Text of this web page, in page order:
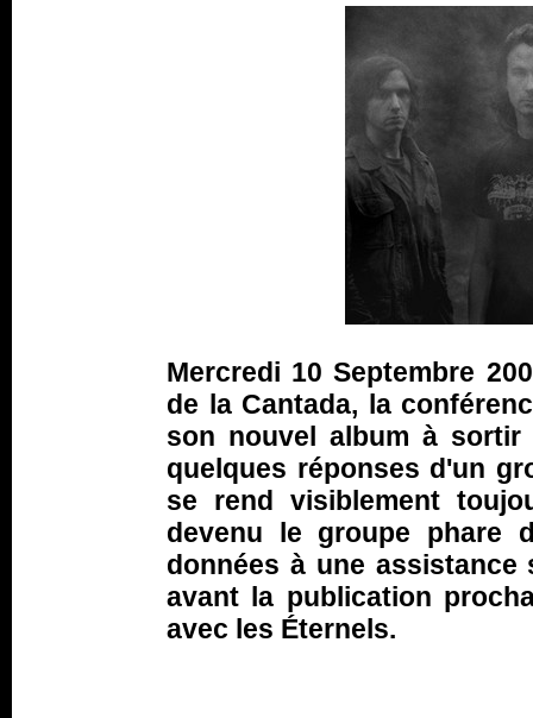
Mercredi 10 Septembre
de la Cantada, la
son nouvel album à
quelques réponses d'un
se rend visiblement
devenu le groupe phare
données à une
avant la publication
avec les Éternels.